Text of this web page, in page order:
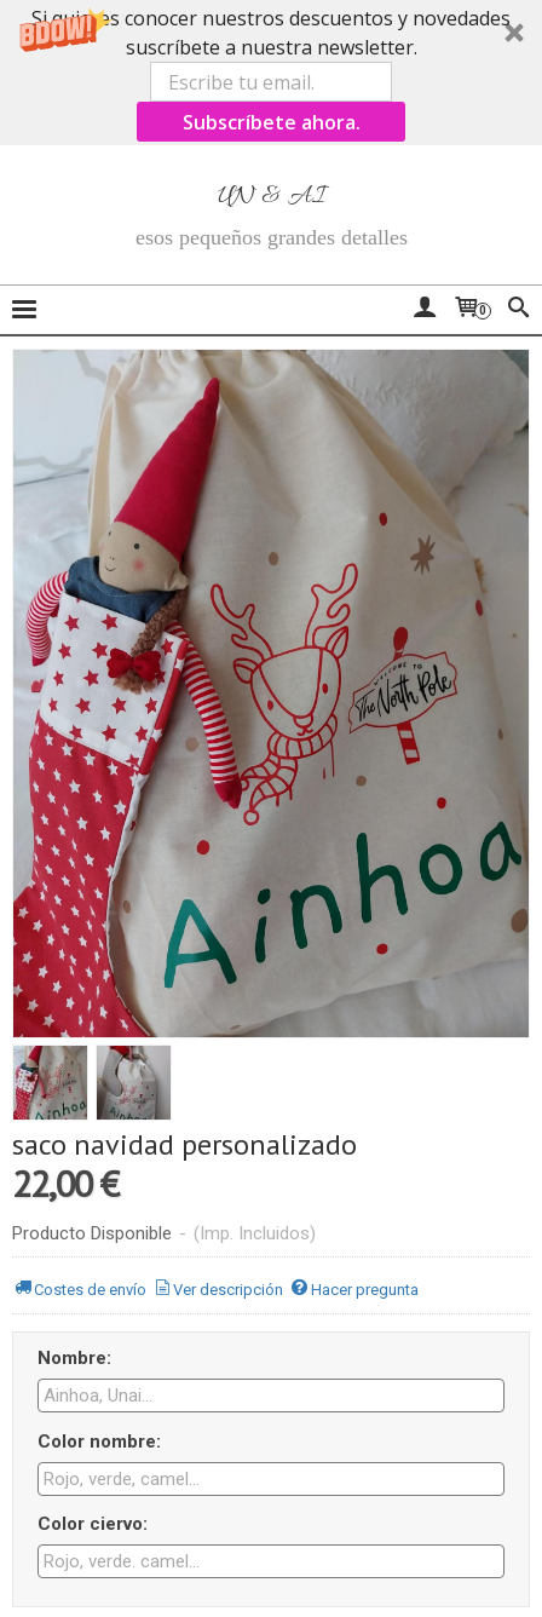
Si quieres conocer nuestros descuentos y novedades
suscríbete a nuestra newsletter.
Subscríbete ahora.
UN & AI
esos pequeños grandes detalles
0
saco navidad personalizado
22,00 €
Producto Disponible - (Imp. Incluidos)
Costes de envío Ver descripción Hacer pregunta
Nombre:
Color nombre:
Color ciervo: